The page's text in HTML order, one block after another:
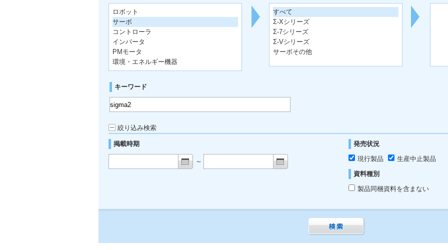
ロボット
サーボ
コントローラ
インバータ
PMモータ
環境・エネルギー機器
すべて
Σ-Xシリーズ
Σ-7シリーズ
Σ-Vシリーズ
サーボその他
キーワード
絞り込み検索
掲載時期
～
発売状況
現行製品
生産中止製品
資料種別
製品同梱資料を含まない